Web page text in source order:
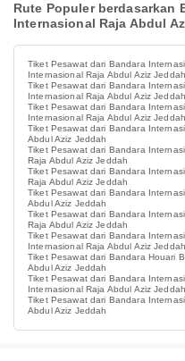
Rute Populer berdasarkan
Internasional Raja Abdul
Tiket Pesawat dari Bandara
Internasional Raja Abdul Aziz Jeddah
Tiket Pesawat dari Bandara
Internasional Raja Abdul Aziz Jeddah
Tiket Pesawat dari Bandara
Internasional Raja Abdul Aziz Jeddah
Tiket Pesawat dari Bandara
Abdul Aziz Jeddah
Tiket Pesawat dari Bandara
Raja Abdul Aziz Jeddah
Tiket Pesawat dari Bandara
Raja Abdul Aziz Jeddah
Tiket Pesawat dari Bandara
Abdul Aziz Jeddah
Tiket Pesawat dari Bandara
Raja Abdul Aziz Jeddah
Tiket Pesawat dari Bandara
Internasional Raja Abdul Aziz Jeddah
Tiket Pesawat dari Bandara Houari
Abdul Aziz Jeddah
Tiket Pesawat dari Bandara
Internasional Raja Abdul Aziz Jeddah
Tiket Pesawat dari Bandara
Abdul Aziz Jeddah